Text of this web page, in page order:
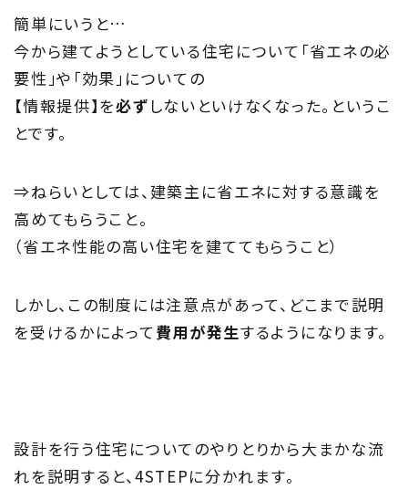
トップページ
About
住まい夢ネットとは
ウッド・コミュ二ケーション
Philosophy
Members
私たちの取り組み
簡単にいうと…
今から建てようとしている住宅について「省エネの必
要性」や「効果」についての
【情報提供】を必ず しないといけなくなった。というこ
とです。
⇒ねらいとしては、建築主に省エネに対する意識を
高めてもらうこと。
（省エネ性能の高い住宅を建ててもらうこと）
しかし、この制度には注意点があって、どこまで説明
を受けるかによって費用が発生するようになります。
設計を行う住宅についてのやりとりから大まかな流
れを説明すると、4STEPに分かれます。